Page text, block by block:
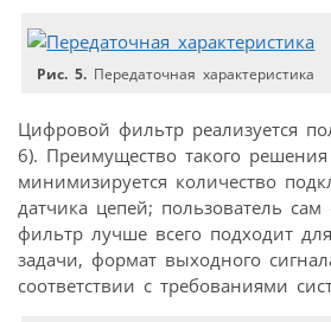
Рис. 5. Передаточная характеристика
Цифровой фильтр реализуется
6). Преимущество такого
минимизируется количество
датчика цепей; пользователь сам
фильтр лучше всего подходит
задачи, формат выходного
соответствии с требованиями